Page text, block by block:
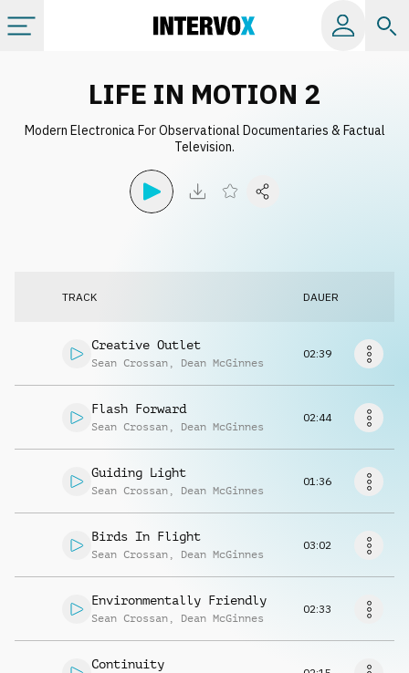
Alle Alben
Lizenzen
Info
Musikanfrage
LIFE IN MOTION 2
Modern Electronica For Observational Documentaries & Factual
Television.
TRACK DAUER
Creative Outlet
Sean Crossan , Dean McGinnes
02:39
Flash Forward
Sean Crossan , Dean McGinnes
02:44
Guiding Light
Sean Crossan , Dean McGinnes
01:36
Birds In Flight
Sean Crossan , Dean McGinnes
03:02
Environmentally Friendly
Sean Crossan , Dean McGinnes
02:33
Continuity